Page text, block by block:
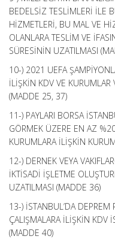
BEDELSİZ TESLİMLERİ İLE
HİZMETLERİ, BU MAL VE
OLANLARA TESLİM VE
SÜRESİNİN UZATILMASI
10-) 2021 UEFA
İLİŞKİN KDV VE KURUMLAR
(MADDE 25, 37)
11-) PAYLARI BORSA
GÖRMEK ÜZERE EN AZ
KURUMLARA İLİŞKİN
12-) DERNEK VEYA
İKTİSADİ İŞLETME
UZATILMASI (MADDE 36)
13-) İSTANBUL’DA DEPREM
ÇALIŞMALARA İLİŞKİN KDV
(MADDE 40)